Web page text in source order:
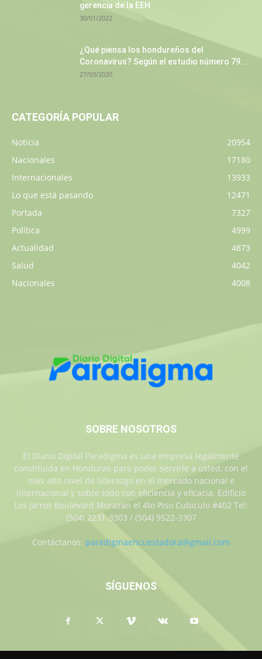
gerencia de la EEH
30/01/2022
¿Qué piensa los hondureños del
Coronavirus? Según el estudio número 79...
27/03/2020
CATEGORÍA POPULAR
Noticia
20954
Nacionales
17180
Internacionales
13933
Lo que está pasando
12471
Portada
7327
Política
4999
Actualidad
4873
Salud
4042
Nacionales
4008
SOBRE NOSOTROS
El Diario Digital Paradigma es una empresa legalmente
constituida en Honduras para poder servirle a usted, con el
más alto nivel de liderazgo en el mercado nacional e
internacional y sobre todo con eficiencia y eficacia. Edificio
Los Jarros Boulevard Morazan el 4to Piso Cubiculo #402 Tel:
(504) 2231-3303 / (504) 9522-3307
Contáctanos: paradigmaencuestadora@gmail.com
SÍGUENOS